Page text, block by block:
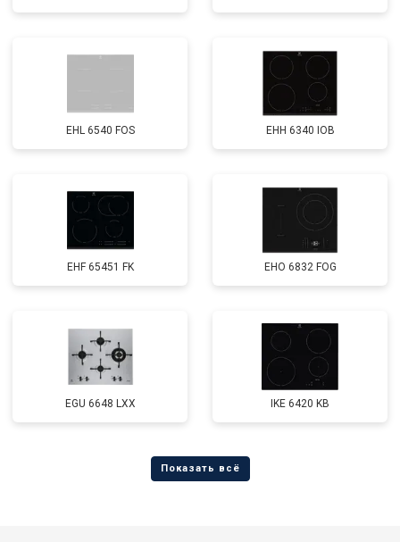
EHL 6540 FOS EHH 6340 IOB
EHF 65451 FK EHO 6832 FOG
EGU 6648 LXX IKE 6420 KB